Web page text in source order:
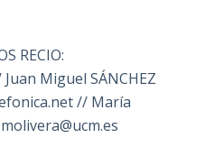
RECIO:
Miguel SÁNCHEZ
// María